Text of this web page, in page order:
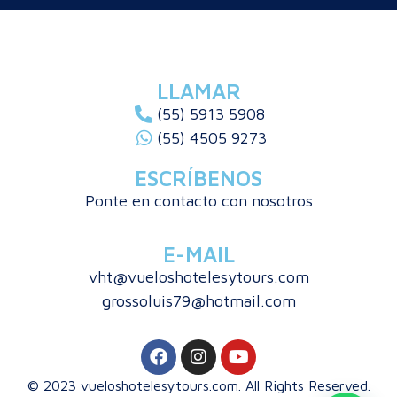
LLAMAR
(55) 5913 5908
(55) 4505 9273
ESCRÍBENOS
Ponte en contacto con nosotros
E-MAIL
vht@vueloshotelesytours.com
grossoluis79@hotmail.com
© 2023 vueloshotelesytours.com. All Rights Reserved.